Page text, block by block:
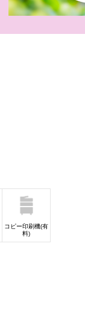
コピー印刷機(有
料)